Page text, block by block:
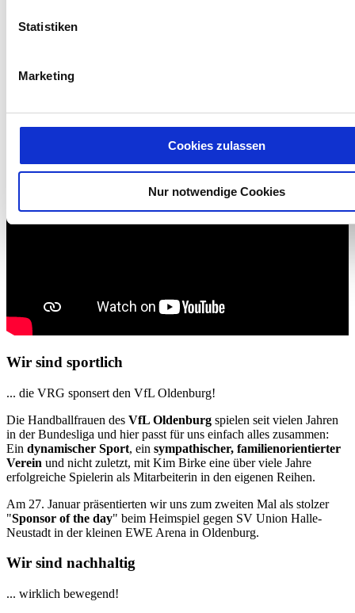
Cookies akzeptieren, willigen Sie zugleich gem. Art. 49 Abs.
die USA übermittelt und verarbeitet werden. Nähere
Statistiken
Marketing
Cookies zulassen
Nur notwendige Cookies
Wir sind sportlich
... die VRG sponsert den VfL Oldenburg!
Die Handballfrauen des VfL Oldenburg spielen seit vielen Jahren
in der Bundesliga und hier passt für uns einfach alles zusammen:
Ein dynamischer Sport, ein sympathischer, familienorientierter
Verein und nicht zuletzt, mit Kim Birke eine über viele Jahre
erfolgreiche Spielerin als Mitarbeiterin in den eigenen Reihen.
Am 27. Januar präsentierten wir uns zum zweiten Mal als stolzer
"Sponsor of the day" beim Heimspiel gegen SV Union Halle-
Neustadt in der kleinen EWE Arena in Oldenburg.
Wir sind nachhaltig
... wirklich bewegend!